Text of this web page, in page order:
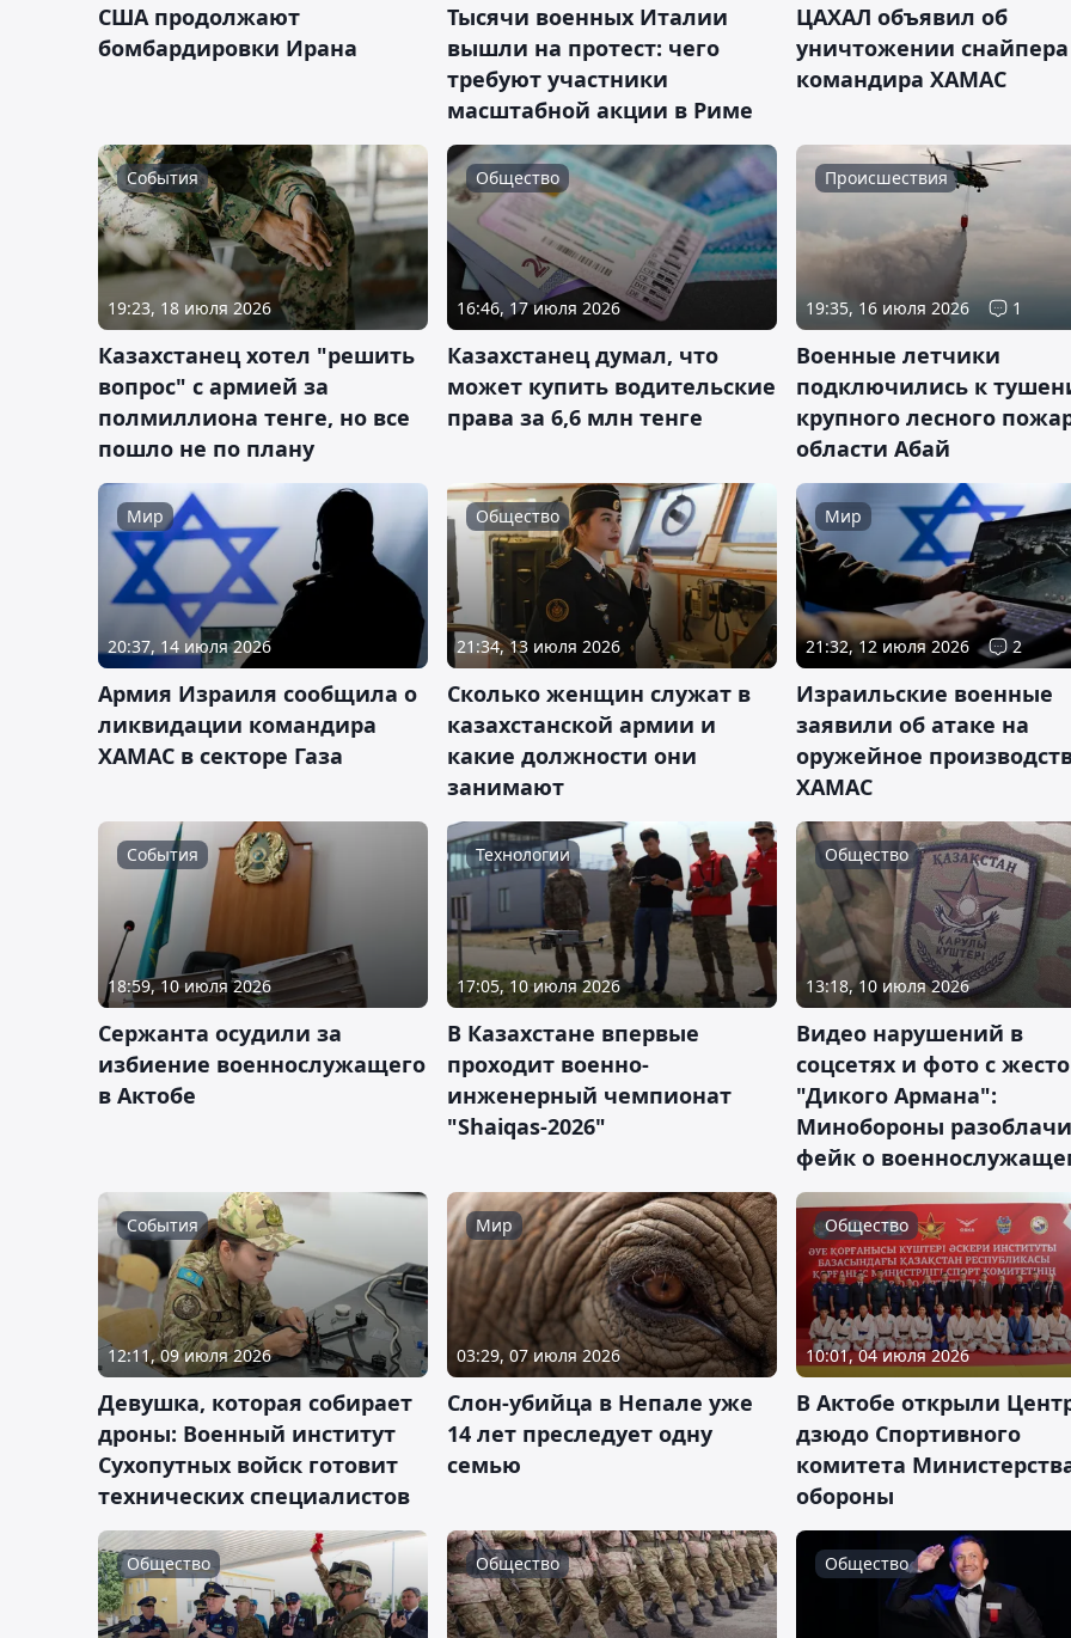
США продолжают
бомбардировки Ирана
Тысячи военных Италии
вышли на протест: чего
требуют участники
масштабной акции в Риме
ЦАХАЛ объявил об
уничтожении
командира ХАМАС
События
19:23, 18 июля 2026
Казахстанец хотел "решить
вопрос" с армией за
полмиллиона тенге, но все
пошло не по плану
Общество
16:46, 17 июля 2026
Казахстанец думал, что
может купить водительские
права за 6,6 млн тенге
Происшествия
19:35, 16 июля 2026 1
Военные летчики
подключились к
крупного лесного
области Абай
Мир
20:37, 14 июля 2026
Армия Израиля сообщила о
ликвидации командира
ХАМАС в секторе Газа
Общество
21:34, 13 июля 2026
Сколько женщин служат в
казахстанской армии и
какие должности они
занимают
Мир
21:32, 12 июля 2026 2
Израильские военные
заявили об атаке на
оружейное
ХАМАС
События
18:59, 10 июля 2026
Сержанта осудили за
избиение военнослужащего
в Актобе
Технологии
17:05, 10 июля 2026
В Казахстане впервые
проходит военно-
инженерный чемпионат
"Shaiqas-2026"
Общество
13:18, 10 июля 2026
Видео нарушений в
соцсетях и фото с
"Дикого Армана":
Минобороны
фейк о
События
12:11, 09 июля 2026
Девушка, которая собирает
дроны: Военный институт
Сухопутных войск готовит
технических специалистов
Мир
03:29, 07 июля 2026
Слон-убийца в Непале уже
14 лет преследует одну
семью
Общество
10:01, 04 июля 2026
В Актобе открыли
дзюдо Спортивного
комитета
обороны
Общество Общество Общество